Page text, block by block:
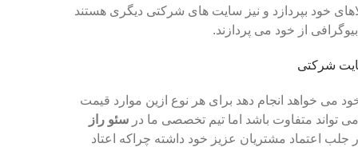
خود بپردازد و نیز سایت های شرکتی دیگری هستند
از خود می پردازند.
می خواهد انجام دهد برای هر نوع ازین موارد قیمت
متفاوت باشد اما تیم تخصصی ما در سئو راز
جلب اعتماد مشتریان عزیز خود داشته چراکه اعتاد